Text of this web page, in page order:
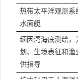
热带太平洋观测系
水面艇
缅因湾海底测绘，
划、生境表征和渔
供指导